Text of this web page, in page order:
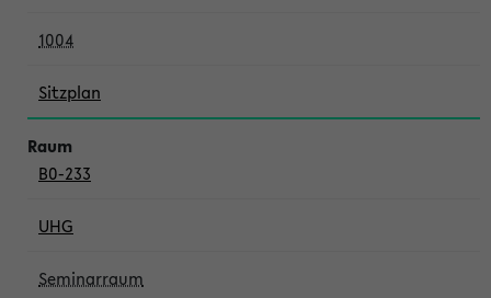
1004
Sitzplan
B0-233
UHG
Seminarraum